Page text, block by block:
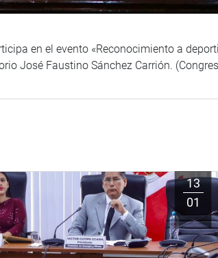
en el evento «Reconocimiento a
José Faustino Sánchez Carrión.
13
01